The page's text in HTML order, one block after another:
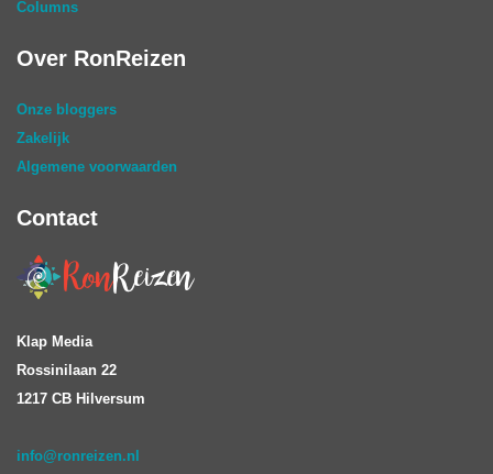
Columns
Over RonReizen
Onze bloggers
Zakelijk
Algemene voorwaarden
Contact
Klap Media
Rossinilaan 22
1217 CB Hilversum
info@ronreizen.nl